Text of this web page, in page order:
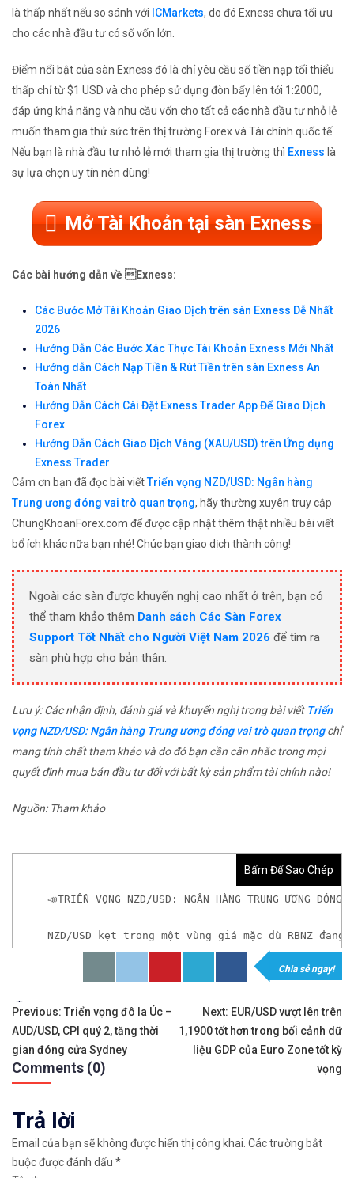
là thấp nhất nếu so sánh với ICMarkets, do đó Exness chưa tối ưu
cho các nhà đầu tư có số vốn lớn.
Điểm nổi bật của sàn Exness đó là chỉ yêu cầu số tiền nạp tối thiểu
thấp chỉ từ $1 USD và cho phép sử dụng đòn bẩy lên tới 1:2000,
đáp ứng khả năng và nhu cầu vốn cho tất cả các nhà đầu tư nhỏ lẻ
muốn tham gia thử sức trên thị trường Forex và Tài chính quốc tế.
Nếu bạn là nhà đầu tư nhỏ lẻ mới tham gia thị trường thì Exness là
sự lựa chọn uy tín nên dùng!
Mở Tài Khoản tại sàn Exness
Các bài hướng dẫn về Exness:
Các Bước Mở Tài Khoản Giao Dịch trên sàn Exness Dễ Nhất
2026
Hướng Dẫn Các Bước Xác Thực Tài Khoản Exness Mới Nhất
Hướng dẫn Cách Nạp Tiền & Rút Tiền trên sàn Exness An
Toàn Nhất
Hướng Dẫn Cách Cài Đặt Exness Trader App Để Giao Dịch
Forex
Hướng Dẫn Cách Giao Dịch Vàng (XAU/USD) trên Ứng dụng
Exness Trader
Cảm ơn bạn đã đọc bài viếtTriển vọng NZD/USD: Ngân hàng
Trung ương đóng vai trò quan trọng, hãy thường xuyên truy cập
ChungKhoanForex.com để được cập nhật thêm thật nhiều bài viết
bổ ích khác nữa bạn nhé! Chúc bạn giao dịch thành công!
Ngoài các sàn được khuyến nghị cao nhất ở trên, bạn có
thể tham khảo thêm Danh sách Các Sàn Forex
Support Tốt Nhất cho Người Việt Nam 2026 để tìm ra
sàn phù hợp cho bản thân.
Lưu ý: Các nhận định, đánh giá và khuyến nghị trong bài viết Triển
vọng NZD/USD: Ngân hàng Trung ương đóng vai trò quan trọngchỉ
mang tính chất tham khảo và do đó bạn cần cân nhắc trong mọi
quyết định mua bán đầu tư đối với bất kỳ sản phẩm tài chính nào!
Nguồn: Tham khảo
Bấm Để Sao Chép
📣TRIỂN VỌNG NZD/USD: NGÂN HÀNG TRUNG ƯƠNG ĐÓNG
NZD/USD kẹt trong một vùng giá mặc dù RBNZ
𝘟𝘦𝘮 𝘤𝘩𝘪 𝘵𝘪ế𝘵: https://chungkhoanforex.com/
✨🏆𝐗𝐨á 𝐛ỏ 𝐥𝐨 𝐥ắ𝐧𝐠 𝐤𝐡𝐢 𝐭𝐡𝐚𝐦 𝐠𝐢𝐚 𝐭𝐡ị 𝐭𝐫ườ𝐧𝐠 𝐭à𝐢 𝐜𝐡í𝐧𝐡
✅𝘔ở 𝘵à𝘪 𝘬𝘩𝘰ả𝘯 𝘵𝘳ê𝘯 𝘴à𝘯 𝘌𝘹𝘯𝘦𝘴𝘴 𝘜𝘺 𝘛í𝘯 𝘷à 𝘱𝘩ù
✅𝘔ở 𝘵à𝘪 𝘬𝘩𝘰ả𝘯 𝘵𝘳ê𝘯 𝘴à𝘯 𝘐𝘊𝘔𝘢𝘳𝘬𝘦𝘵𝘴 𝘯ổ𝘪 𝘵𝘪ế𝘯𝘨
✅𝘔ở 𝘵à𝘪 𝘬𝘩𝘰ả𝘯 𝘵𝘳ê𝘯 𝘴à𝘯 𝘉𝘪𝘯𝘢𝘯𝘤𝘦 𝘯ổ𝘪 𝘵𝘪ế𝘯𝘨 𝘯𝘩ấ𝘵
🔗https://chungkhoanforex.com/trien-vong-nzd-
Chia sẻ ngay!
Tags:
Điều
hướng
bài
viết
Previous: Triển vọng đô la Úc –
AUD/USD, CPI quý 2, tăng thời
gian đóng cửa Sydney
Next: EUR/USD vượt lên trên
1,1900 tốt hơn trong bối cảnh dữ
liệu GDP của Euro Zone tốt kỳ
vọng
Comments (0)
Trả lời
Email của bạn sẽ không được hiển thị công khai. Các trường bắt
buộc được đánh dấu *